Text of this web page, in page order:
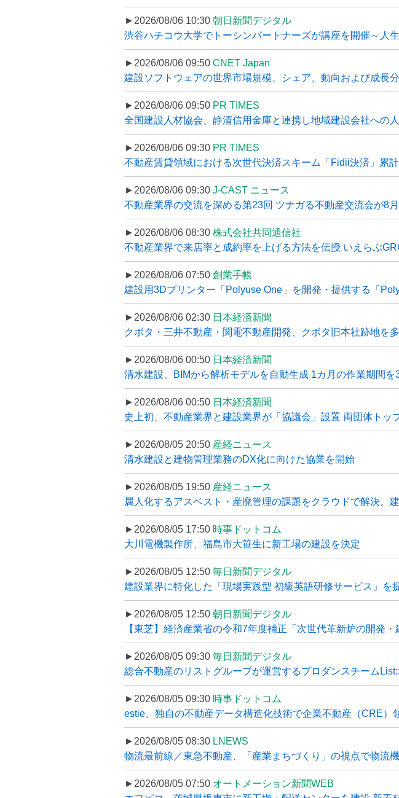
►2026/08/06 10:30 朝日新聞デジタル
渋谷ハチコウ大学でトーシンパートナーズが講座を開催～人
►2026/08/06 09:50 CNET Japan
建設ソフトウェアの世界市場規模、シェア、動向および成長
►2026/08/06 09:50 PR TIMES
全国建設人材協会、静清信用金庫と連携し地域建設会社への
►2026/08/06 09:30 PR TIMES
不動産賃貸領域における次世代決済スキーム「Fidii決済」累
►2026/08/06 09:30 J-CAST ニュース
不動産業界の交流を深める第23回 ツナガる不動産交流会が8
►2026/08/06 08:30 株式会社共同通信社
不動産業界で来店率と成約率を上げる方法を伝授 いえらぶ
►2026/08/06 07:50 創業手帳
建設用3Dプリンター「Polyuse One」を開発・提供する「
►2026/08/06 02:30 日本経済新聞
クボタ・三井不動産・関電不動産開発、クボタ旧本社跡地を
►2026/08/06 00:50 日本経済新聞
清水建設、BIMから解析モデルを自動生成 1カ月の作業期間を
►2026/08/06 00:50 日本経済新聞
史上初、不動産業界と建設業界が「協議会」設置 両団体トッ
►2026/08/05 20:50 産経ニュース
清水建設と建物管理業務のDX化に向けた協業を開始
►2026/08/05 19:50 産経ニュース
属人化するアスベスト・産廃管理の課題をクラウドで解決。
►2026/08/05 17:50 時事ドットコム
大川電機製作所、福島市大笹生に新工場の建設を決定
►2026/08/05 12:50 毎日新聞デジタル
建設業界に特化した「現場実践型 初級英語研修サービス」を
►2026/08/05 12:50 朝日新聞デジタル
【東芝】経済産業省の令和7年度補正「次世代革新炉の開発・
►2026/08/05 09:30 毎日新聞デジタル
総合不動産のリストグループが運営するプロダンスチーム
►2026/08/05 09:30 時事ドットコム
estie、独自の不動産データ構造化技術で企業不動産（CRE）
►2026/08/05 08:30 LNEWS
物流最前線／東急不動産、「産業まちづくり」の視点で物流
►2026/08/05 07:50 オートメーション新聞WEB